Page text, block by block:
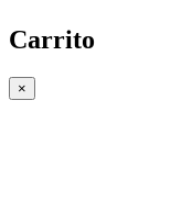
Carrito
×